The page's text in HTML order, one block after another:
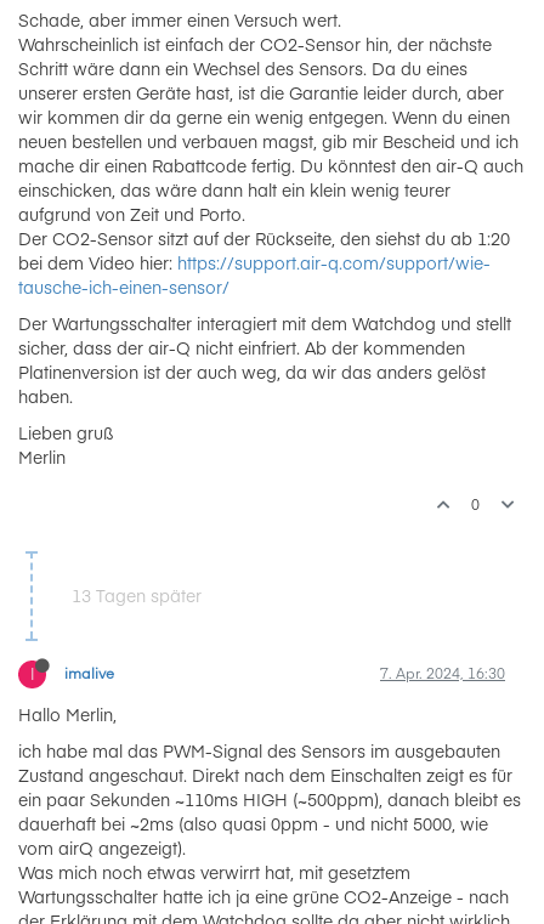
Schade, aber immer einen Versuch wert.
Wahrscheinlich ist einfach der CO2-Sensor hin, der nächste
Schritt wäre dann ein Wechsel des Sensors. Da du eines
unserer ersten Geräte hast, ist die Garantie leider durch, aber
wir kommen dir da gerne ein wenig entgegen. Wenn du einen
neuen bestellen und verbauen magst, gib mir Bescheid und ich
mache dir einen Rabattcode fertig. Du könntest den air-Q auch
einschicken, das wäre dann halt ein klein wenig teurer
aufgrund von Zeit und Porto.
Der CO2-Sensor sitzt auf der Rückseite, den siehst du ab 1:20
bei dem Video hier: https://support.air-q.com/support/wie-
tausche-ich-einen-sensor/
Der Wartungsschalter interagiert mit dem Watchdog und stellt
sicher, dass der air-Q nicht einfriert. Ab der kommenden
Platinenversion ist der auch weg, da wir das anders gelöst
haben.
Lieben gruß
Merlin
0
13 Tagen später
I imalive 7. Apr. 2024, 16:30
Hallo Merlin,
ich habe mal das PWM-Signal des Sensors im ausgebauten
Zustand angeschaut. Direkt nach dem Einschalten zeigt es für
ein paar Sekunden ~110ms HIGH (~500ppm), danach bleibt es
dauerhaft bei ~2ms (also quasi 0ppm - und nicht 5000, wie
vom airQ angezeigt).
Was mich noch etwas verwirrt hat, mit gesetztem
Wartungsschalter hatte ich ja eine grüne CO2-Anzeige - nach